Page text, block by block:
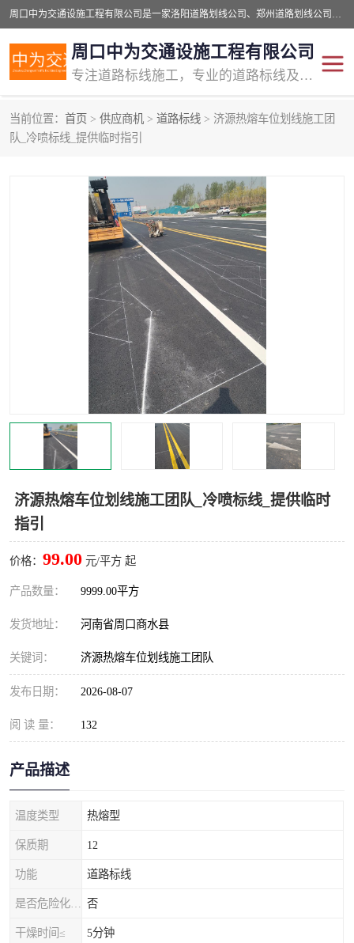
周口中为交通设施工程有限公司是一家洛阳道路划线公司、郑州道路划线公司、平顶山道路车位划线公司、开封车位划线公司、许昌道路车位划线公司、漯河道路车位划线公司，公司始终坚持“诚信、匠心、专注”的宗旨；我们的经营理念是：的服务。
周口中为交通设施工程有限公司
专注道路标线施工，专业的道路标线及交通设施施工服务商!
当前位置： 首页 > 供应商机 > 道路标线 > 济源热熔车位划线施工团
队_冷喷标线_提供临时指引
济源热熔车位划线施工团队_冷喷标线_提供临时
指引
价格： 99.00 元/平方 起
产品数量： 9999.00平方
发货地址： 河南省周口商水县
关键词： 济源热熔车位划线施工团队
发布日期： 2026-08-07
阅 读 量： 132
产品描述
温度类型 热熔型
保质期 12
功能 道路标线
否
干燥时间≤ 5分钟
交通道路标线
道路标线划线 马路标线
道路划线